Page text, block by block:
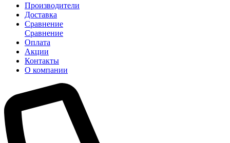
Производители
Доставка
Сравнение
Сравнение
Оплата
Акции
Контакты
О компании